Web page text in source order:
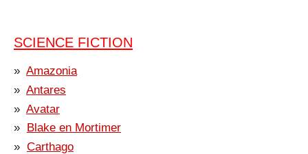
SCIENCE FICTION
Amazonia
Antares
Avatar
Blake en Mortimer
Carthago